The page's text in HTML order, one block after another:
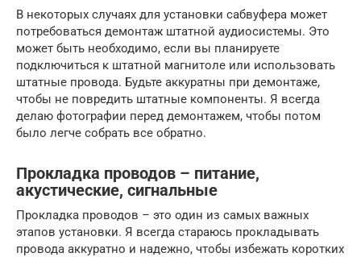
В некоторых случаях для установки сабвуфера может
потребоваться демонтаж штатной аудиосистемы. Это
может быть необходимо, если вы планируете
подключиться к штатной магнитоле или использовать
штатные провода. Будьте аккуратны при демонтаже,
чтобы не повредить штатные компоненты. Я всегда
делаю фотографии перед демонтажем, чтобы потом
было легче собрать все обратно.
Прокладка проводов – питание,
акустические, сигнальные
Прокладка проводов – это один из самых важных
этапов установки. Я всегда стараюсь прокладывать
провода аккуратно и надежно, чтобы избежать коротких